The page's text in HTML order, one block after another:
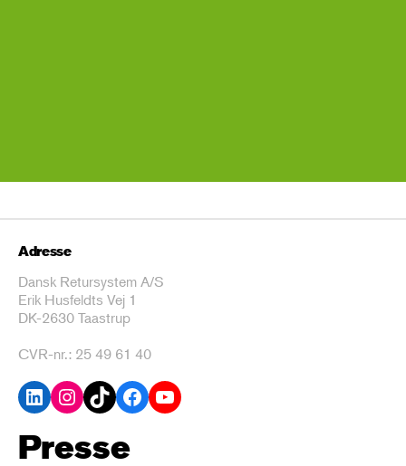
Adresse
Dansk Retursystem A/S
Erik Husfeldts Vej 1
DK-2630 Taastrup
CVR-nr.: 25 49 61 40
LinkedIn
Instagram
TikTokFacebook
YouTube
Presse